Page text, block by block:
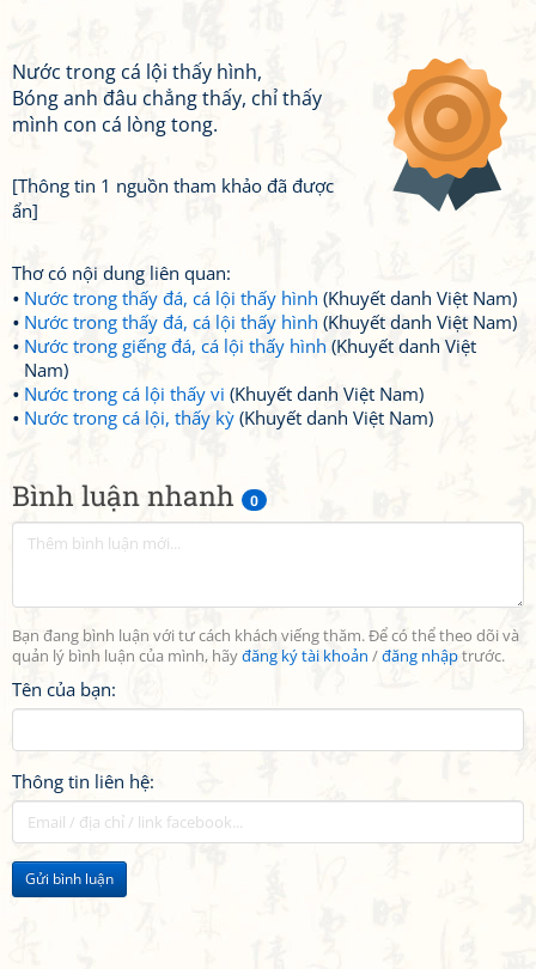
Bình luận nhanh 0
Bạn đang bình luận với tư cách khách viếng thăm. Để có thể theo dõi và
quản lý bình luận của mình, hãyđăng ký tài khoản /đăng nhậptrước.
Tên của bạn:
Thông tin liên hệ:
Gửi bình luận
Nước trong cá lội thấy hình,
Bóng anh đâu chẳng thấy, chỉ thấy
mình con cá lòng tong.
[Thông tin 1 nguồn tham khảo đã được
ẩn]
Thơ có nội dung liên quan:
Nước trong thấy đá, cá lội thấy hình (Khuyết danh Việt Nam)
Nước trong thấy đá, cá lội thấy hình (Khuyết danh Việt Nam)
Nước trong giếng đá, cá lội thấy hình (Khuyết danh Việt
Nam)
Nước trong cá lội thấy vi (Khuyết danh Việt Nam)
Nước trong cá lội, thấy kỳ (Khuyết danh Việt Nam)